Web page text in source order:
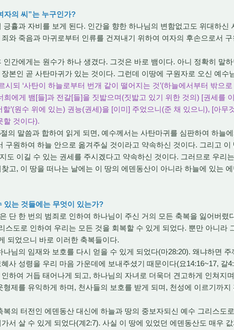
자의 씨”는 누구인가?
긍휼과 자비를 보게 된다. 인간을 향한 하나님의 변함없고도 위대하신
와 죽음과 마귀로부터 인류를 건져내기 위하여 여자의 후손으로서
인간에게는 원수가 하나 생겼다. 그것은 바로 뱀이다. 아니 정확히 말
본인 곧 사탄마귀가 있는 것이다. 그런데 이땅에 구원자로 오신 예수
시되 ‘사탄이 하늘로부터 번개 같이 떨어지는 것’(하늘에서부터 밖으
희에게 뱀[들]과 전갈[들]을 짓밟으며(짓밟고 있기 위한 것의) [권세를
할’(원수 위에 있는) 권능(권세)을 [이미] 주었으니(준 채 있으니), [아무
할 것이다).
의 말씀과 합하여 읽게 되면, 예수께서는 사탄마귀를 심판하여 하늘
구원하여 하늘 안으로 옮겨주실 것이라고 약속하신 것이다. 그리고 이
도 이길 수 있는 권세를 주시겠다고 약속하신 것이다. 그러므로 우리
고, 이 땅을 떠나는 날에는 이 땅의 에덴동산이 아니라 하늘에 있는
있는 것들에는 무엇이 있는가?
단 한 번의 범죄로 인하여 하나님이 주신 거의 모든 축복을 잃어버렸
스도로 인하여 우리는 모든 것을 회복할 수 있게 되었다. 뿐만 아니라
되었으니 바로 이러한 축복들이다.
나님의 임재와 보호를 다시 얻을 수 있게 되었다(마28:20). 왜냐하면
사 성령을 우리 마음 가운데에 보내주셨기 때문이다(요14:16~17, 갈
하여 거듭 태어나게 되고, 하나님의 자녀로 더욱더 견고하게 인쳐지
형제를 유익하게 하며, 천사들의 보호를 받게 되며, 천성에 이르기까
복의 터전인 에덴동산 대신에 하늘과 땅의 중보자되신 예수 그리스도
서 살 수 있게 되었다(계2:7). 사실 이 땅에 있었던 에덴동산도 매우